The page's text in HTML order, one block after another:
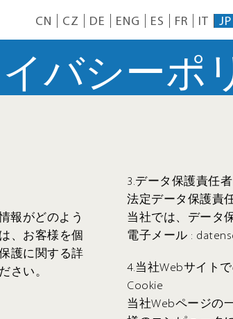
CN CZ DE ENG ES FR IT JP
イバシーポ
報がどのよう
、お客様を個
護に関する詳
さい。
3.データ保護責任者
法定データ保護責
当社では、データ
電子メール :
4.当社Webサイト
Cookie
当社Webページの